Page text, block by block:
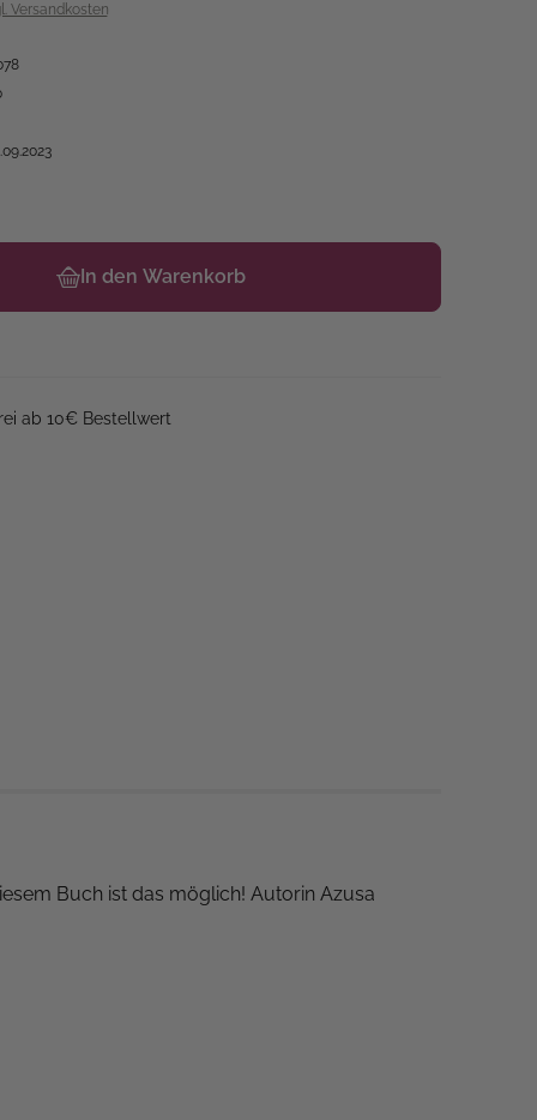
Versandkosten
In den Warenkorb
ab 10€ Bestellwert
Buch ist das möglich! Autorin Azusa